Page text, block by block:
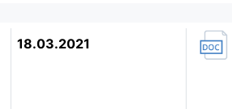
18.03.2021